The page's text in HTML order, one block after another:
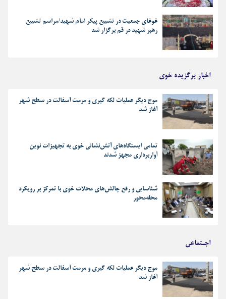
غوغای جمعیت در تشییع پیکر امام شهید/مراسم تشییع
رهبر شهید در قم برگزار شد
اخبار برگزیده خوی
موج دیگر عملیات لکه گیری و مرمت آسفالت در سطح شهر
آغاز شد
تمامی ایستگاه‌های آتش‌نشانی خوی به تجهیزات نوین
آواربرداری مجهز شدند
شناسایی و رفع چالش‌های محلات خوی با تمرکز بر رویکرد
محله‌محور
اجـتماعی
موج دیگر عملیات لکه گیری و مرمت آسفالت در سطح شهر
آغاز شد